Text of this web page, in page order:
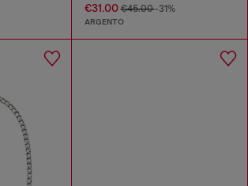
€31.00€45.00-31%
ARGENTO